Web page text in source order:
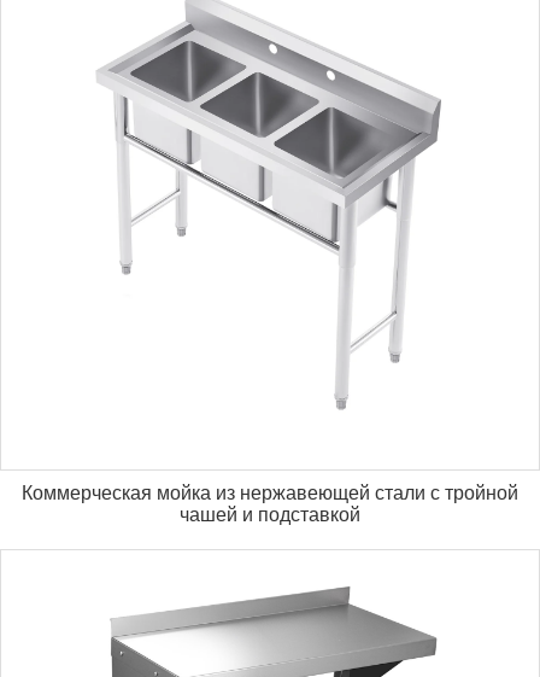
Коммерческая мойка из нержавеющей стали с тройной
чашей и подставкой